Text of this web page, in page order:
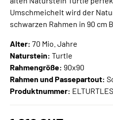
Umschmeichelt wird der
schwarzen Rahmen in 90 cm
Alter: 70 Mio. Jahre
Naturstein: Turtle
Rahmengröße: 90x90
Rahmen und Passepartout:
Produktnummer: